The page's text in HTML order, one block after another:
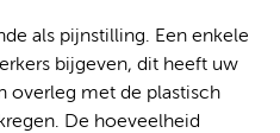
als pijnstilling. Een enkele
bijgeven, dit heeft uw
overleg met de plastisch
De hoeveelheid